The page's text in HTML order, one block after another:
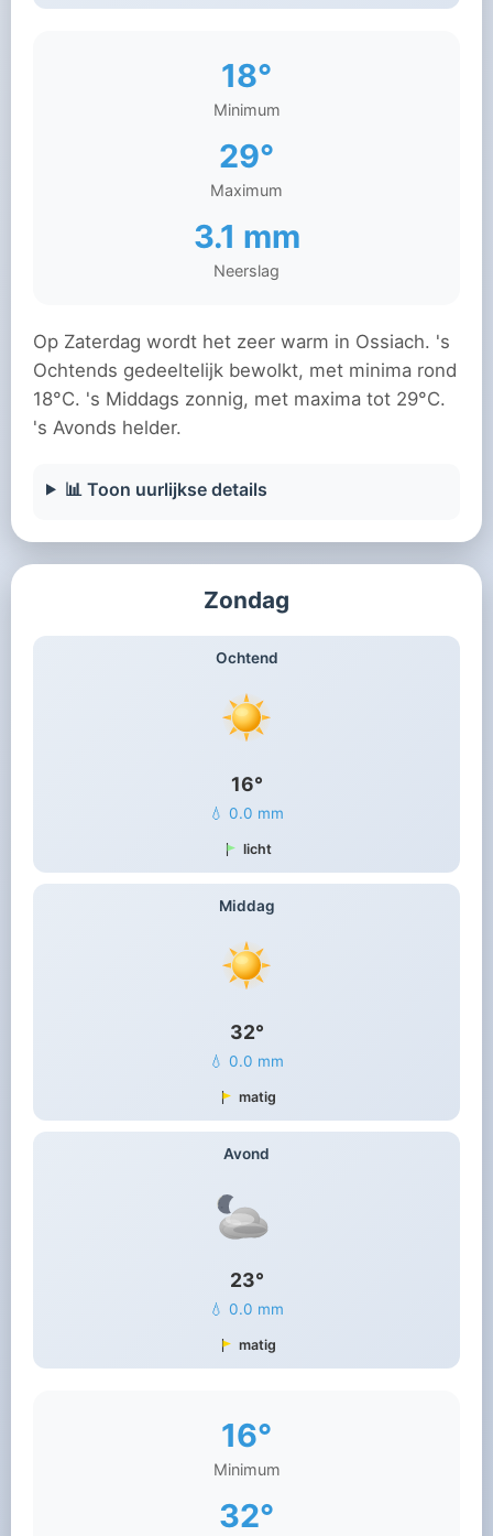
18°
Minimum
29°
Maximum
3.1 mm
Neerslag
Op Zaterdag wordt het zeer warm in Ossiach. 's
Ochtends gedeeltelijk bewolkt, met minima rond
18°C. 's Middags zonnig, met maxima tot 29°C.
's Avonds helder.
📊 Toon uurlijkse details
Zondag
Ochtend
16°
💧 0.0 mm
licht
Middag
32°
💧 0.0 mm
matig
Avond
23°
💧 0.0 mm
matig
16°
Minimum
32°